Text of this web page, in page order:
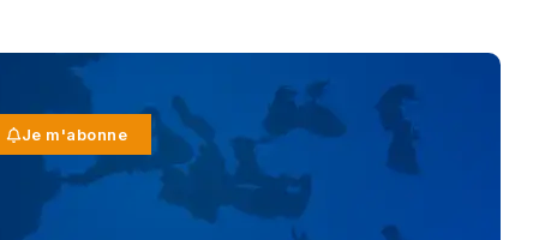
Je m'abonne